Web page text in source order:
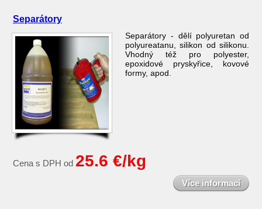
Separátory
Separátory - dělí polyuretan od
polyureatanu, silikon od silikonu.
Vhodný též pro polyester,
epoxidové pryskyřice, kovové
formy, apod.
Cena s DPH od 25.6 €/kg
Více informací